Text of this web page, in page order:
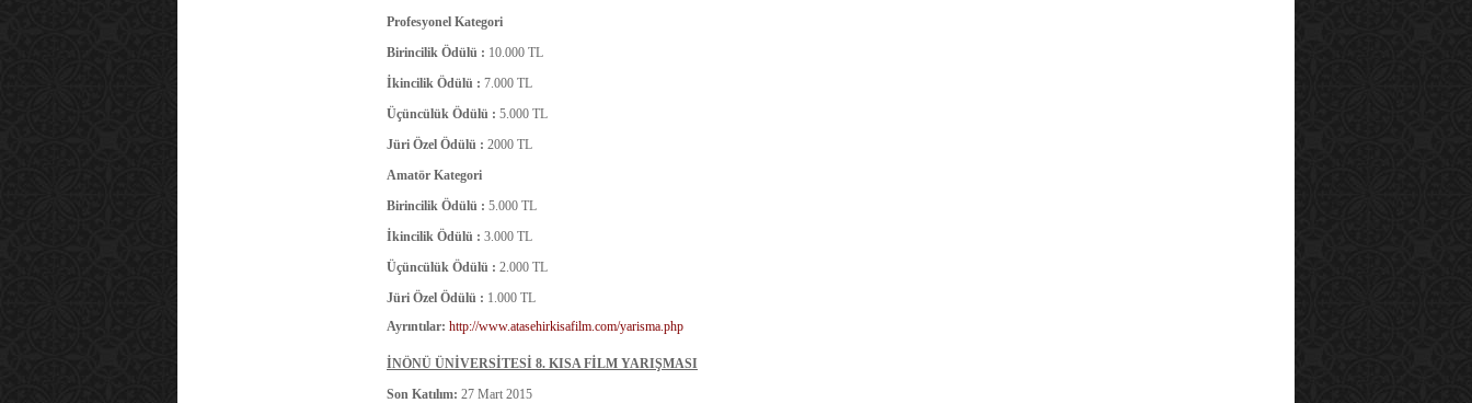
Profesyonel Kategori
Birincilik Ödülü : 10.000 TL
İkincilik Ödülü : 7.000 TL
Üçüncülük Ödülü : 5.000 TL
Jüri Özel Ödülü : 2000 TL
Amatör Kategori
Birincilik Ödülü : 5.000 TL
İkincilik Ödülü : 3.000 TL
Üçüncülük Ödülü : 2.000 TL
Jüri Özel Ödülü : 1.000 TL
Ayrıntılar: http://www.atasehirkisafilm.com/yarisma.php
İNÖNÜ ÜNİVERSİTESİ 8. KISA FİLM YARIŞMASI
Son Katılım: 27 Mart 2015